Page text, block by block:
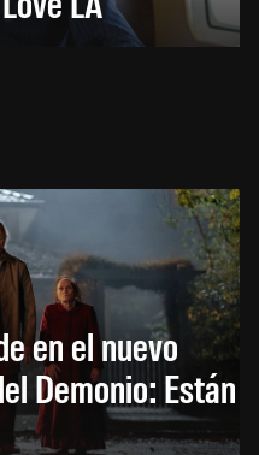
en el nuevo
Demonio: Están